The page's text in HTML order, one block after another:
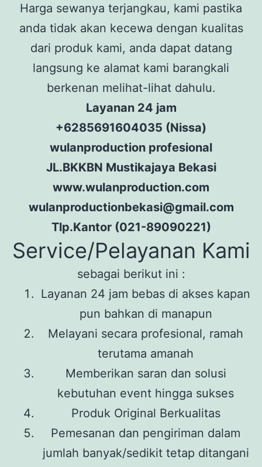
Harga sewanya terjangkau, kami pastika
anda tidak akan kecewa dengan kualitas
dari produk kami, anda dapat datang
langsung ke alamat kami barangkali
berkenan melihat-lihat dahulu.
Layanan 24 jam
+6285691604035 (Nissa)
wulanproduction profesional
JL.BKKBN Mustikajaya Bekasi
www.wulanproduction.com
wulanproductionbekasi@gmail.com
Tlp.Kantor (021-89090221)
Service/Pelayanan Kami
sebagai berikut ini :
Layanan 24 jam bebas di akses kapan
pun bahkan di manapun
Melayani secara profesional, ramah
terutama amanah
Memberikan saran dan solusi
kebutuhan event hingga sukses
Produk Original Berkualitas
Pemesanan dan pengiriman dalam
jumlah banyak/sedikit tetap ditangani